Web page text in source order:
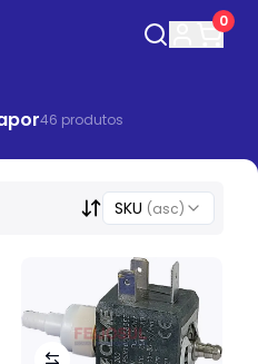
0
46 produtos
SKU (asc)